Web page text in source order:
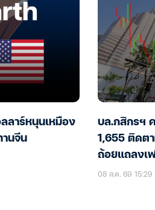
ลาร์หนุนเหมือง
นจีน
บล.กสิกรฯ
1,655 ติดต
ถ้อยแถลงเ
08 ส.ค. 69 15:29